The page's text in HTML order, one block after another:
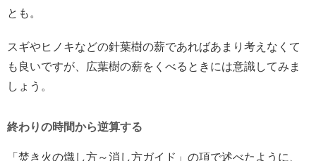
とも。
スギやヒノキなどの針葉樹の薪であればあまり考えなくて
も良いですが、広葉樹の薪をくべるときには意識してみま
しょう。
終わりの時間から逆算する
「焚き火の熾し方～消し方ガイド」の項で述べたように、